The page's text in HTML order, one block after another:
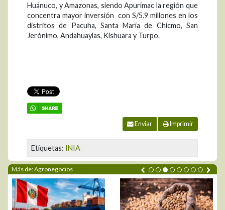
Huánuco, y Amazonas, siendo Apurímac la región que
concentra mayor inversión con S/5.9 millones en los
distritos de Pacuha, Santa María de Chicmo, San
Jerónimo, Andahuaylas, Kishuara y Turpo.
Enviar Imprimir
Etiquetas: INIA
Más de: Agronegocios